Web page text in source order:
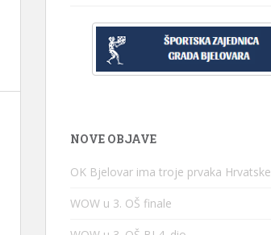
NOVE OBJAVE
OK Bjelovar ima troje prvaka Hrvatske
WOW u 3. OŠ finale